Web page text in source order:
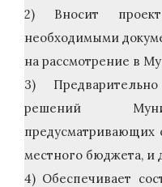
2) Вносит
необходимыми
на рассмотрение в
3)
решений
предусматривающих
местного бюджета, и
4) Обеспечивает